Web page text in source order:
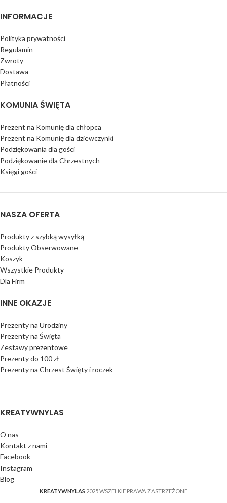
INFORMACJE
Polityka prywatności
Regulamin
Zwroty
Dostawa
Płatności
KOMUNIA ŚWIĘTA
Prezent na Komunię dla chłopca
Prezent na Komunię dla dziewczynki
Podziękowania dla gości
Podziękowanie dla Chrzestnych
Księgi gości
NASZA OFERTA
Produkty z szybką wysyłką
Produkty Obserwowane
Koszyk
Wszystkie Produkty
Dla Firm
INNE OKAZJE
Prezenty na Urodziny
Prezenty na Święta
Zestawy prezentowe
Prezenty do 100 zł
Prezenty na Chrzest Święty i roczek
KREATYWNYLAS
O nas
Kontakt z nami
Facebook
Instagram
Blog
KREATYWNYLAS 2025 WSZELKIE PRAWA ZASTRZEŻONE